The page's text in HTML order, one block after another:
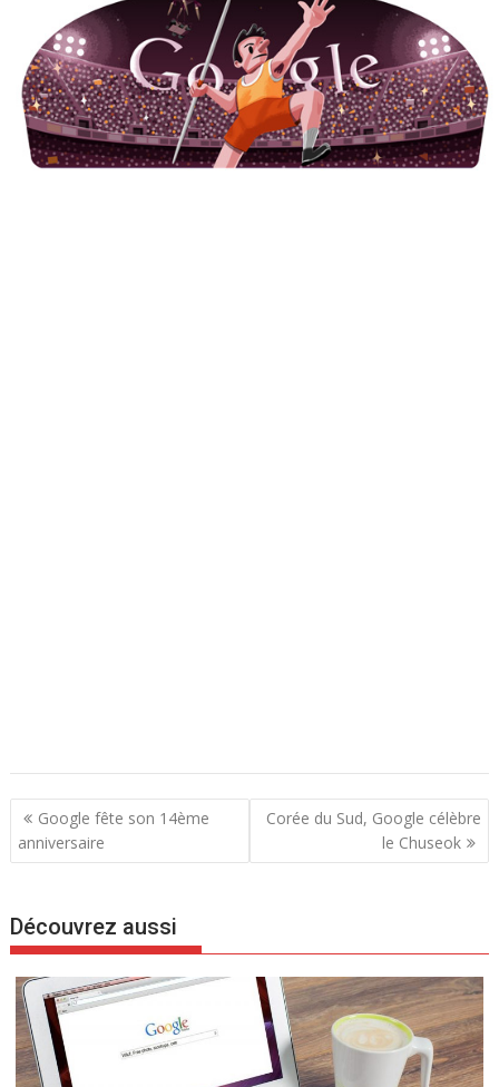
N
a
g
a
t
i
o
n
Google fête son 14ème
anniversaire
Corée du Sud, Google célèbre
le Chuseok
Découvrez aussi